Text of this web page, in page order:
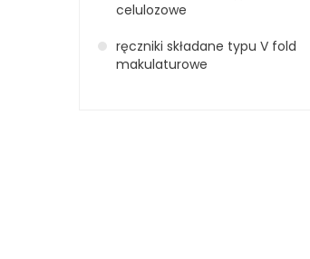
celulozowe
ręczniki składane typu V fold
makulaturowe